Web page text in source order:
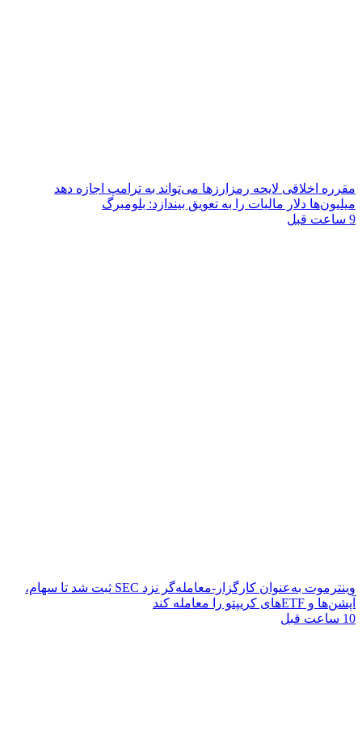
مقرره اخلاقی لایحه رمزارزها می‌تواند به ترامپ اجازه دهد
میلیون‌ها دلار مالیات را به تعویق بیندازد: بلومبرگ
9 ساعت قبل
وینترموت به‌عنوان کارگزار-معامله‌گر نزد SEC ثبت شد تا سهام،
آپشن‌ها و ETFهای کریپتو را معامله کند
10 ساعت قبل